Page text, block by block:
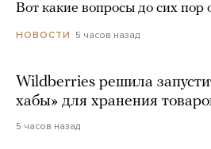
Вот какие вопросы до сих пор
НОВОСТИ 5 часов назад
Wildberries решила
хабы» для хранения
5 часов назад